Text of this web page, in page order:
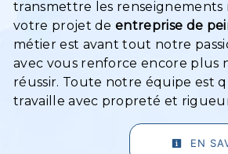
transmettre les renseignements
votre projet deentreprise de
métier est avant tout notre
avec vous renforce encore plus
réussir. Toute notre équipe est
travaille avec propreté et
EN